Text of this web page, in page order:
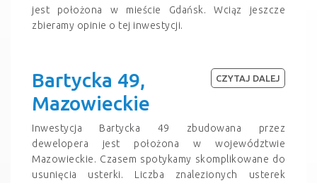
jest położona w mieście Gdańsk. Wciąz jeszcze
zbieramy opinie o tej inwestycji.
Bartycka 49,
Mazowieckie
Inwestycja Bartycka 49 zbudowana przez
dewelopera jest położona w województwie
Mazowieckie. Czasem spotykamy skomplikowane do
usunięcia usterki. Liczba znalezionych usterek
CZYTAJ DALEJ